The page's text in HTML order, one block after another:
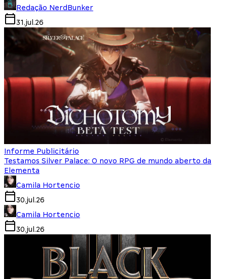
Redação NerdBunker
31.jul.26
Informe Publicitário
Testamos Silver Palace: O novo RPG de mundo aberto da
Elementa
Camila Hortencio
30.jul.26
Camila Hortencio
30.jul.26